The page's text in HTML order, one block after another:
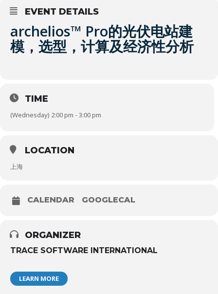
EVENT DETAILS
archelios™ Pro的光伏电站建
模，选型，计算及经济性分析
TIME
(Wednesday) 2:00 pm - 3:00 pm
LOCATION
上海
CALENDAR GOOGLECAL
ORGANIZER
TRACE SOFTWARE INTERNATIONAL
LEARN MORE